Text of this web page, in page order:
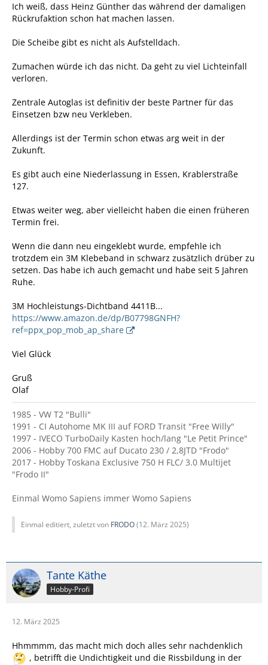
Ich weiß, dass Heinz Günther das während der damaligen
Rückrufaktion schon hat machen lassen.
Die Scheibe gibt es nicht als Aufstelldach.
Zumachen würde ich das nicht. Da geht zu viel Lichteinfall
verloren.
Zentrale Autoglas ist definitiv der beste Partner für das
Einsetzen bzw neu Verkleben.
Allerdings ist der Termin schon etwas arg weit in der
Zukunft.
Es gibt auch eine Niederlassung in Essen, Krablerstraße
127.
Etwas weiter weg, aber vielleicht haben die einen früheren
Termin frei.
Wenn die dann neu eingeklebt wurde, empfehle ich
trotzdem ein 3M Klebeband in schwarz zusätzlich drüber zu
setzen. Das habe ich auch gemacht und habe seit 5 Jahren
Ruhe.
3M Hochleistungs-Dichtband 4411B...
https://www.amazon.de/dp/B07798GNFH?
ref=ppx_pop_mob_ap_share
Viel Glück
Gruß
Olaf
1985 - VW T2 "Bulli"
1991 - CI Autohome MK III auf FORD Transit "Free Willy"
1997 - IVECO TurboDaily Kasten hoch/lang "Le Petit Prince"
2006 - Hobby 700 FMC auf Ducato 230 / 2,8JTD "Frodo"
2017 - Hobby Toskana Exclusive 750 H FLC/ 3.0 Multijet
"Frodo II"
Einmal Womo Sapiens immer Womo Sapiens
Einmal editiert, zuletzt von FRODO(12. März 2025)
Tante Käthe
Hobby-Profi
12. März 2025
Hhmmmm, das macht mich doch alles sehr nachdenklich
, betrifft die Undichtigkeit und die Rissbildung in der